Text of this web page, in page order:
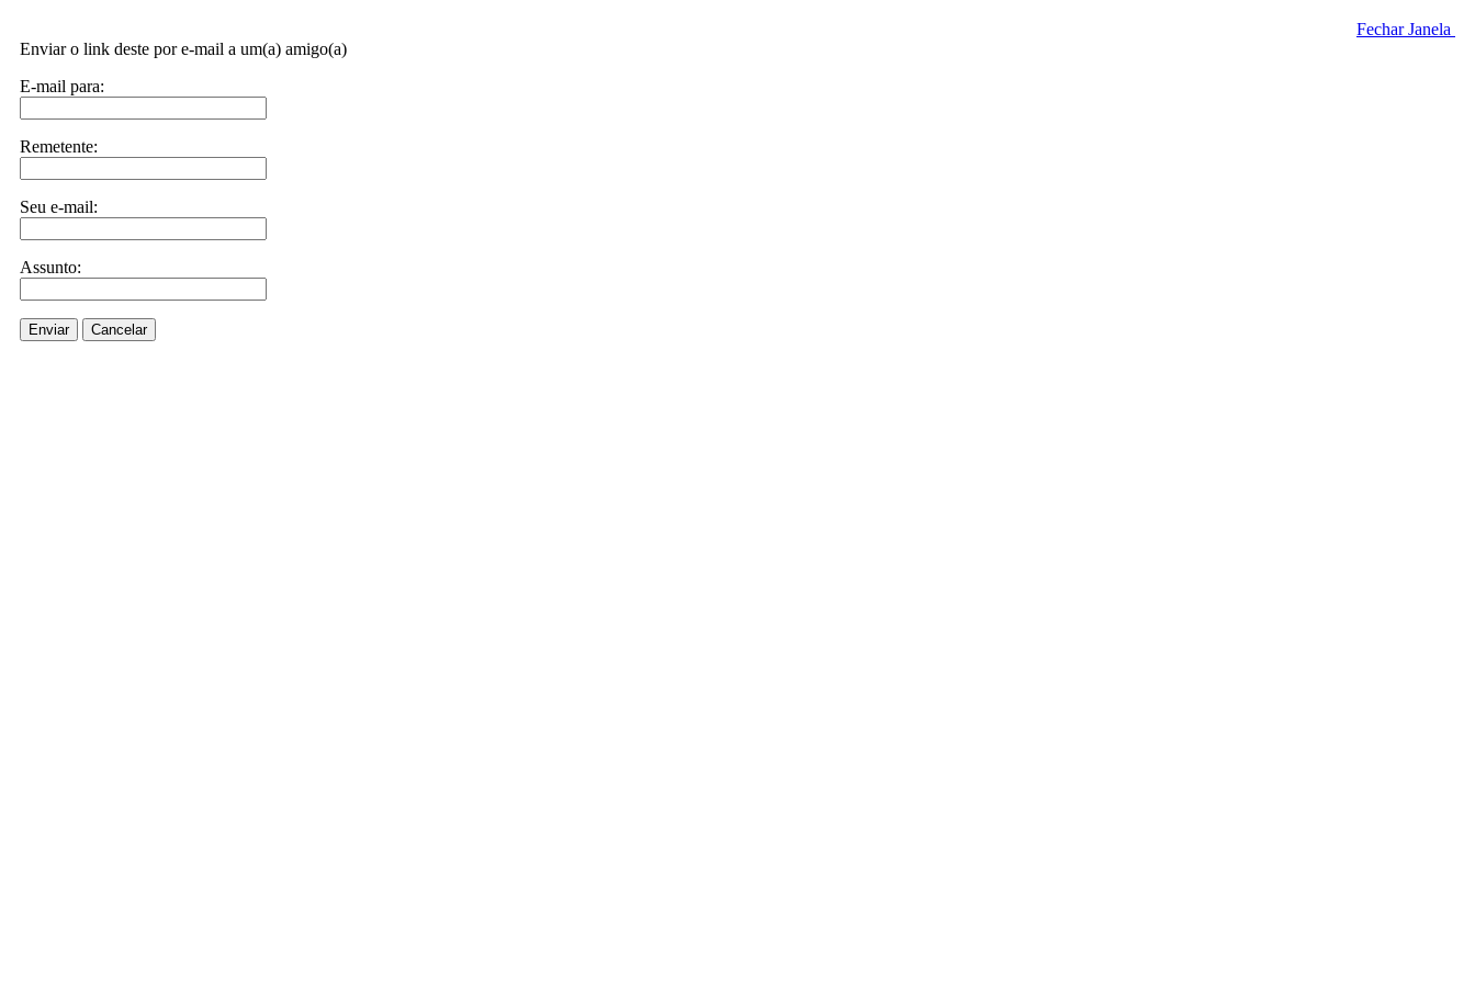
Fechar Janela
Enviar o link deste por e-mail a um(a) amigo(a)
E-mail para:
Remetente:
Seu e-mail:
Assunto:
Enviar Cancelar